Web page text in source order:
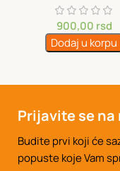
900,00 rsd
Dodaj u korpu
Prijavite se
Budite prvi koji će
popuste koje Vam